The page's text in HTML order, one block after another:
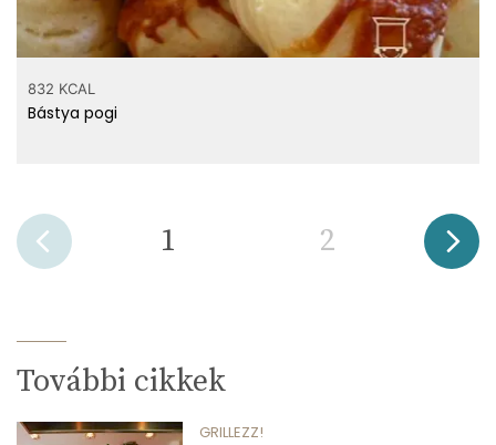
832 KCAL
Bástya pogi
1 2
További cikkek
GRILLEZZ!